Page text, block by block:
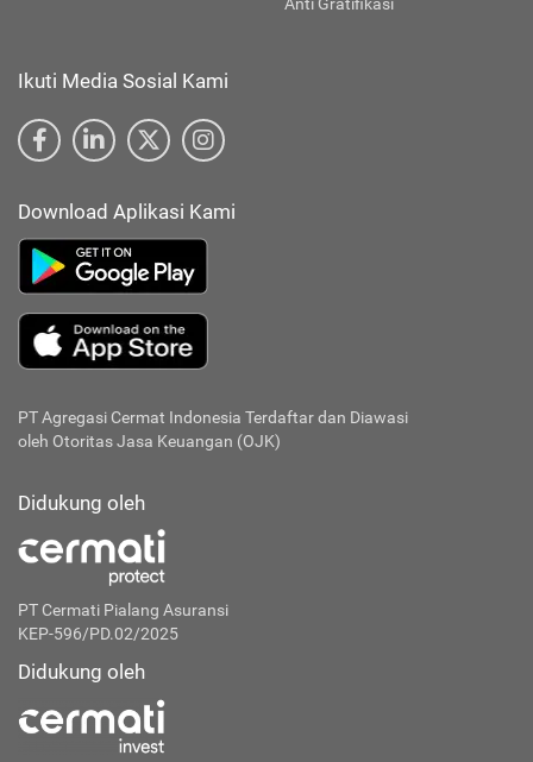
Ikuti Media Sosial Kami
Download Aplikasi Kami
PT Agregasi Cermat Indonesia Terdaftar dan Diawasi
oleh Otoritas Jasa Keuangan (OJK)
Didukung oleh
PT Cermati Pialang Asuransi
KEP-596/PD.02/2025
Didukung oleh